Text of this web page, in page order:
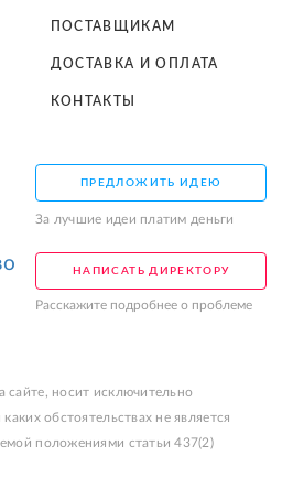
ПОСТАВЩИКАМ
ДОСТАВКА И ОПЛАТА
КОНТАКТЫ
ПРЕДЛОЖИТЬ ИДЕЮ
За лучшие идеи платим деньги
НАПИСАТЬ ДИРЕКТОРУ
Расскажите подробнее о проблеме
носит исключительно
обстоятельствах не является
положениями статьи 437(2)